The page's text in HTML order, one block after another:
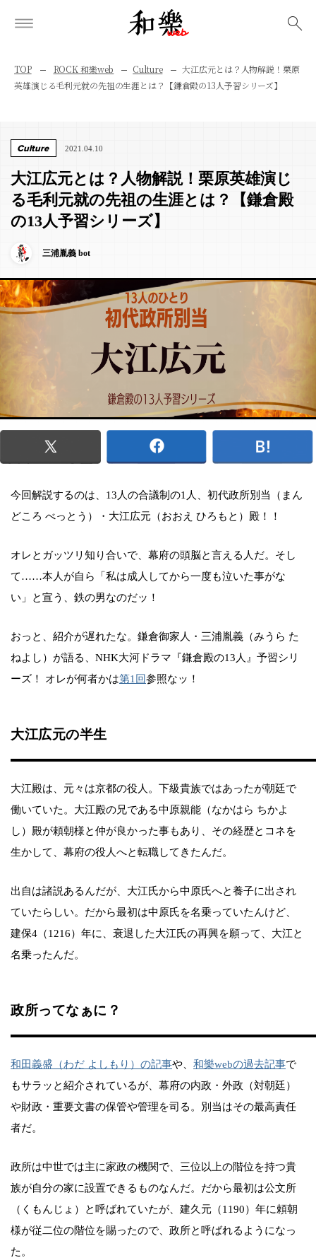
TOP ROCK 和樂web Culture
大江広元とは？人物解説！栗原
英雄演じる毛利元就の先祖の生涯とは？【鎌倉殿の13人予習シリーズ】
Culture 2021.04.10
大江広元とは？人物解説！栗原英雄演じ
る毛利元就の先祖の生涯とは？【鎌倉殿
の13人予習シリーズ】
三浦胤義 bot
今回解説するのは、13人の合議制の1人、初代政所別当（まん
どころ べっとう）・大江広元（おおえ ひろもと）殿！！
オレとガッツリ知り合いで、幕府の頭脳と言える人だ。そし
て……本人が自ら「私は成人してから一度も泣いた事がな
い」と宣う、鉄の男なのだッ！
おっと、紹介が遅れたな。鎌倉御家人・三浦胤義（みうら た
ねよし）が語る、NHK大河ドラマ『鎌倉殿の13人』予習シリ
ーズ！ オレが何者かは第1回参照なッ！
大江広元の半生
大江殿は、元々は京都の役人。下級貴族ではあったが朝廷で
働いていた。大江殿の兄である中原親能（なかはら ちかよ
し）殿が頼朝様と仲が良かった事もあり、その経歴とコネを
生かして、幕府の役人へと転職してきたんだ。
出自は諸説あるんだが、大江氏から中原氏へと養子に出され
ていたらしい。だから最初は中原氏を名乗っていたんけど、
建保4（1216）年に、衰退した大江氏の再興を願って、大江と
名乗ったんだ。
政所ってなぁに？
和田義盛（わだ よしもり）の記事や、 和樂webの過去記事で
もサラッと紹介されているが、幕府の内政・外政（対朝廷）
や財政・重要文書の保管や管理を司る。別当はその最高責任
者だ。
政所は中世では主に家政の機関で、三位以上の階位を持つ貴
族が自分の家に設置できるものなんだ。だから最初は公文所
（くもんじょ）と呼ばれていたが、建久元（1190）年に頼朝
様が従二位の階位を賜ったので、政所と呼ばれるようになっ
た。